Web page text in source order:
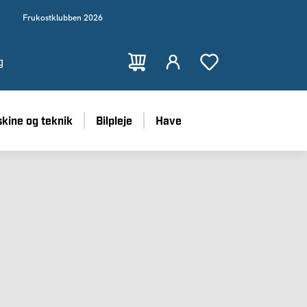
Frukostklubben 2026
og teknik Bilpleje Have